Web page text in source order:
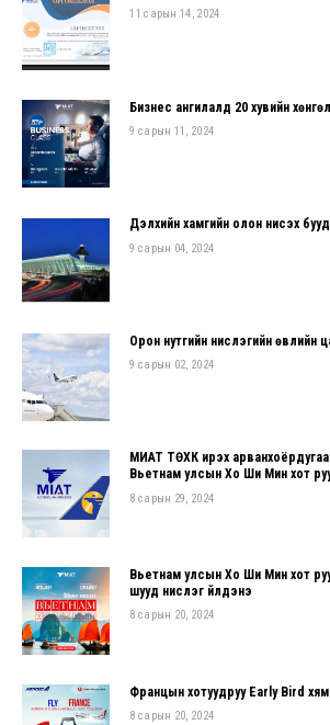
11 сарын 14, 2024
Бизнес ангилалд 20 хувийн
9 сарын 11, 2024
Дэлхийн хамгийн олон нисэх
9 сарын 04, 2024
Орон нутгийн нислэгийн өвлийн
9 сарын 02, 2024
МИАТ ТӨХК ирэх
Вьетнам улсын Хо Ши Мин хот
8 сарын 29, 2024
Вьетнам улсын Хо Ши Мин хот
шууд нислэг үйлдэнэ
8 сарын 20, 2024
Францын хотуудруу Early Bird
8 сарын 20, 2024